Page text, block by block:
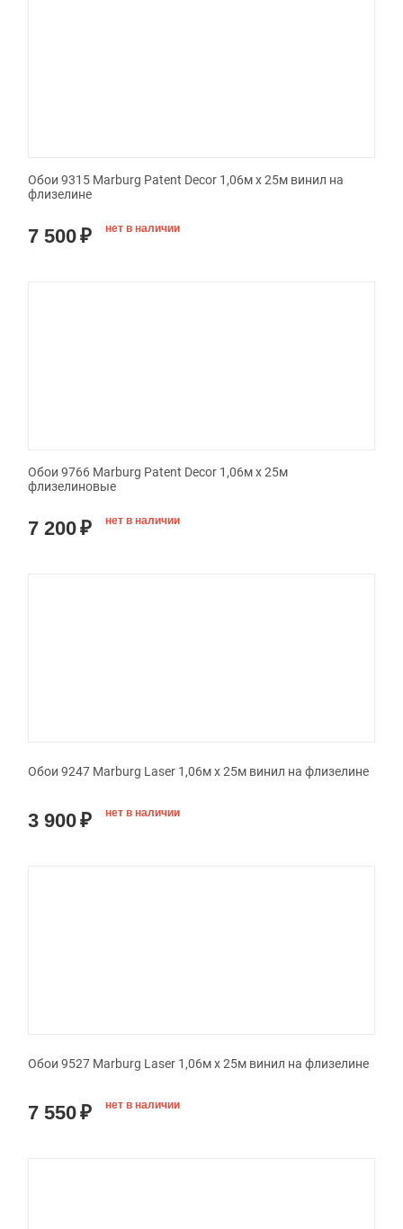
Обои 9315 Marburg Patent Decor 1,06м x 25м винил на
флизелине
7 500₽ нет в наличии
Обои 9766 Marburg Patent Decor 1,06м x 25м
флизелиновые
7 200₽ нет в наличии
Обои 9247 Marburg Laser 1,06м x 25м винил на флизелине
3 900₽ нет в наличии
Обои 9527 Marburg Laser 1,06м x 25м винил на флизелине
7 550₽ нет в наличии